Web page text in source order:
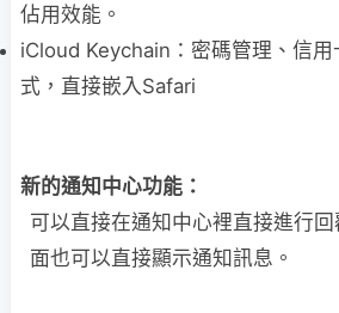
佔用效能。
iCloud Keychain：密碼管理、信用
式，直接嵌入Safari
新的通知中心功能：
可以直接在通知中心裡直接進行
面也可以直接顯示通知訊息。